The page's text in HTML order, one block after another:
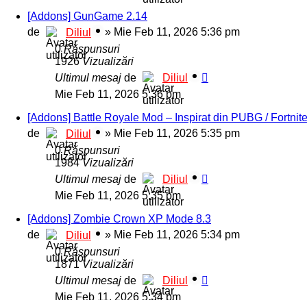
[Addons] GunGame 2.14
de
Diliul » Mie Feb 11, 2026 5:36 pm
0Răspunsuri
1926Vizualizări
Ultimul mesaj de
Diliul
Mie Feb 11, 2026 5:36 pm
[Addons] Battle Royale Mod – Inspirat din PUBG / Fortnite
de
Diliul » Mie Feb 11, 2026 5:35 pm
0Răspunsuri
1984Vizualizări
Ultimul mesaj de
Diliul
Mie Feb 11, 2026 5:35 pm
[Addons] Zombie Crown XP Mode 8.3
de
Diliul » Mie Feb 11, 2026 5:34 pm
0Răspunsuri
1871Vizualizări
Ultimul mesaj de
Diliul
Mie Feb 11, 2026 5:34 pm